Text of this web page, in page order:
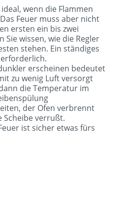
wenn die Flammen
Feuer muss aber nicht
ersten ein bis zwei
Sie wissen, wie die Regler
stehen. Ein ständiges
erscheinen bedeutet
zu wenig Luft versorgt
die Temperatur im
der Ofen verbrennt
Scheibe verrußt.
ist sicher etwas fürs